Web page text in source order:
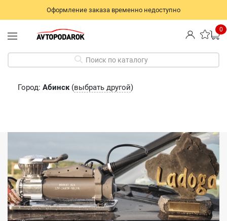
Оформление заказа временно недоступно
0
Поиск по каталогу
Город: Абинск(выбрать другой)